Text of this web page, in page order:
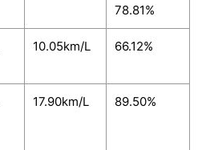
78.81%
10.05km/L 66.12%
17.90km/L 89.50%